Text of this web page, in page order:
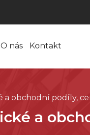
O nás Kontakt
a obchodní podíly,
a